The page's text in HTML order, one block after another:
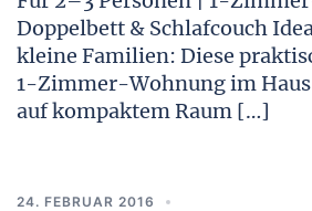
Doppelbett & Schlafcouch
kleine Familien: Diese
1-Zimmer-Wohnung im
auf kompaktem Raum […]
24. FEBRUAR 2016